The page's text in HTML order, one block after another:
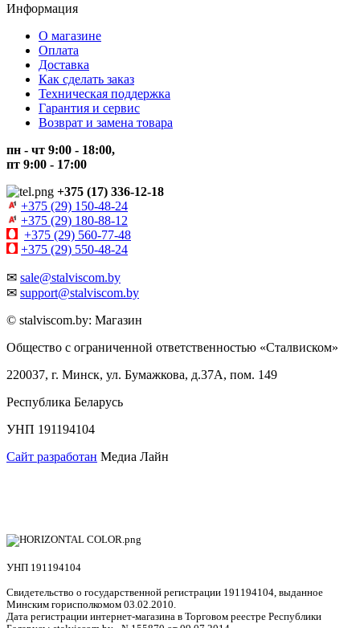
Информация
О магазине
Оплата
Доставка
Как сделать заказ
Техническая поддержка
Гарантия и сервис
Возврат и замена товара
пн - чт 9:00 - 18:00,
пт 9:00 - 17:00
+375 (17) 336-12-18
+375 (29) 150-48-24
+375 (29) 180-88-12
+375 (29) 560-77-48
+375 (29) 550-48-24
✉ sale@stalviscom.by
✉ support@stalviscom.by
© stalviscom.by: Магазин
Общество с ограниченной ответственностью «Сталвиском»
220037, г. Минск, ул. Бумажкова, д.37А, пом. 149
Республика Беларусь
УНП 191194104
Сайт разработан Медиа Лайн
УНП 191194104
Свидетельство о государственной регистрации 191194104, выданное
Минским горисполкомом 03.02.2010.
Дата регистрации интернет-магазина в Торговом реестре Республики